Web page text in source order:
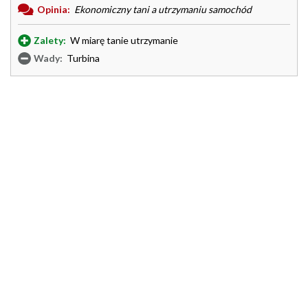
Opinia: Ekonomiczny tani a utrzymaniu samochód
Zalety: W miarę tanie utrzymanie
Wady: Turbina